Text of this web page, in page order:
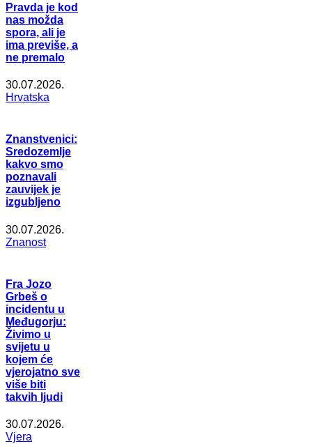
Pravda je kod
nas možda
spora, ali je
ima previše, a
ne premalo
30.07.2026.
Hrvatska
Znanstvenici:
Sredozemlje
kakvo smo
poznavali
zauvijek je
izgubljeno
30.07.2026.
Znanost
Fra Jozo
Grbeš o
incidentu u
Međugorju:
Živimo u
svijetu u
kojem će
vjerojatno sve
više biti
takvih ljudi
30.07.2026.
Vjera